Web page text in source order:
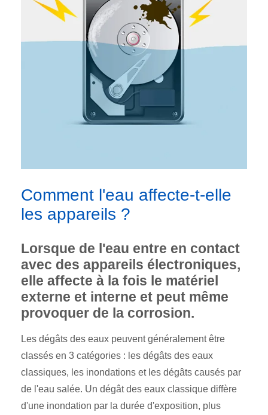
Comment l'eau affecte-t-elle
les appareils ?
Lorsque de l'eau entre en contact
avec des appareils électroniques,
elle affecte à la fois le matériel
externe et interne et peut même
provoquer de la corrosion.
Les dégâts des eaux peuvent généralement être
classés en 3 catégories : les dégâts des eaux
classiques, les inondations et les dégâts causés par
de l'eau salée. Un dégât des eaux classique diffère
d'une inondation par la durée d'exposition, plus